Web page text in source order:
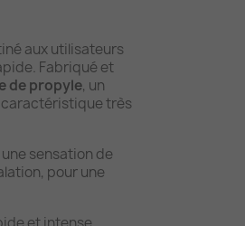
aux utilisateurs
Fabriqué et
de propyle, un
caractéristique très
sensation de
pour une